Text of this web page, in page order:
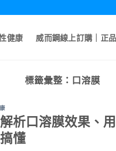
健康 威而鋼線上訂購｜正
標籤彙整： 口溶膜
析口溶膜效果、
懂